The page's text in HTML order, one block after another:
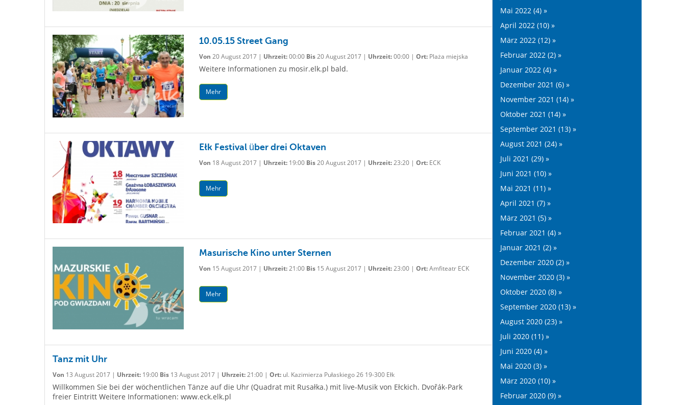
10.05.15 Street Gang
Von 20 August 2017 | Uhrzeit:00:00 Bis20 August 2017 | Uhrzeit:00:00 | Ort:Plaża miejska
Weitere Informationen zu mosir.elk.pl bald.
Mehr
Ełk Festival über drei Oktaven
Von 18 August 2017 | Uhrzeit:19:00 Bis20 August 2017 | Uhrzeit:23:20 | Ort:ECK
Mehr
Masurische Kino unter Sternen
Von 15 August 2017 | Uhrzeit:21:00 Bis15 August 2017 | Uhrzeit:23:00 | Ort:Amfiteatr ECK
Mehr
Tanz mit Uhr
Von 13 August 2017 | Uhrzeit: 19:00 Bis 13 August 2017 | Uhrzeit:21:00 | Ort: ul. Kazimierza Pułaskiego 26 19-300 Ełk
Willkommen Sie bei der wöchentlichen Tänze auf die Uhr (Quadrat mit Rusałka.) mit live-Musik von Ełckich. Dvořák-Park
freier Eintritt Weitere Informationen: www.eck.elk.pl
Mai 2022 (4) »
April 2022 (10) »
März 2022 (12) »
Februar 2022 (2) »
Januar 2022 (4) »
Dezember 2021 (6) »
November 2021 (14) »
Oktober 2021 (14) »
September 2021 (13) »
August 2021 (24) »
Juli 2021 (29) »
Juni 2021 (10) »
Mai 2021 (11) »
April 2021 (7) »
März 2021 (5) »
Februar 2021 (4) »
Januar 2021 (2) »
Dezember 2020 (2) »
November 2020 (3) »
Oktober 2020 (8) »
September 2020 (13) »
August 2020 (23) »
Juli 2020 (11) »
Juni 2020 (4) »
Mai 2020 (3) »
März 2020 (10) »
Februar 2020 (9) »